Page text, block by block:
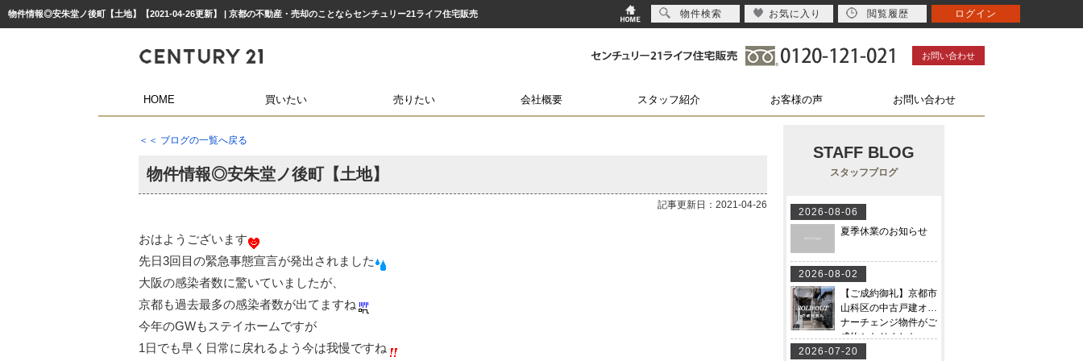
物件情報◎安朱堂ノ後町【土地】【2021-04-26更新】 | 京都の不動産・売却のことならセンチュリー21ライフ住宅販売
お問い合わせ
HOME 買いたい 売りたい 会社概要 スタッフ紹介 お客様の声 お問い合わせ
＜＜ ブログの一覧へ戻る
物件情報◎安朱堂ノ後町【土地】
記事更新日：2021-04-26
おはようございます
先日3回目の緊急事態宣言が発出されました
大阪の感染者数に驚いていましたが、
京都も過去最多の感染者数が出てますね
今年のGWもステイホームですが
1日でも早く日常に戻れるよう今は我慢ですね
STAFF BLOG
スタッフブログ
物件検索 お気に入り 閲覧履歴 ログイン